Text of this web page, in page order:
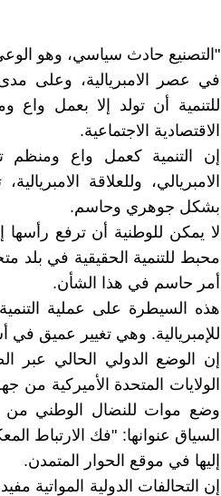
"التصنيع حادث سياسي، وهو
في عصر الامبريالية، وعلى مدى
للتنمية أن تولد إلا بعمل
الاقتصادية الاجتماعية.
إن التنمية كعمل واع
الامبريالي، وللعلاقة
بشكل جوهري وحاسم.
لا يمكن للوطنية أن ترفع
محبط للتنمية الحقيقية في بلد
أمر حاسم في هذا الشأن.
هذه السيطرة على عملية
للإمبريالية. وهي تغيير عميق في
إن الوضع الدولي الحالي عبر
الولايات المتحدة الأميركية
وضع موات للنضال الوطني من
السياق عنوانها: "فك الارتباط
إليها في موقع الحوار المتمدن.
إن التحالفات الدولية المواتية